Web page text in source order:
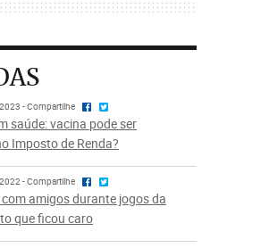
- Compartilhe
saúde: vacina pode ser
Imposto de Renda?
- Compartilhe
amigos durante jogos da
que ficou caro